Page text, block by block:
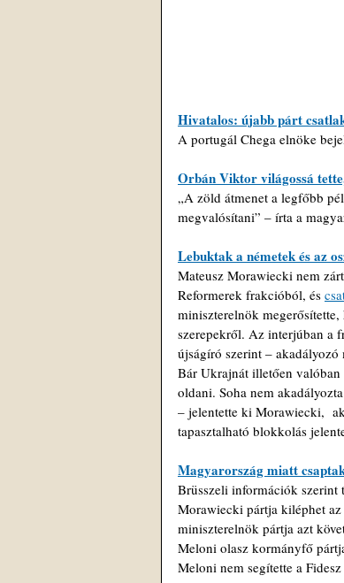
Hivatalos: újabb párt
A portugál Chega elnöke
Orbán Viktor világossá
„A zöld átmenet a legfőbb
megvalósítani” – írta a
Lebuktak a németek és az
Mateusz Morawiecki nem
Reformerek frakcióból, és
miniszterelnök megerősítette,
szerepekről. Az interjúban a
újságíró szerint –
Bár Ukrajnát illetően
oldani. Soha nem
– jelentette ki Morawiecki,
tapasztalható blokkolás
Magyarország miatt
Brüsszeli információk szerint
Morawiecki pártja kiléphet
miniszterelnök pártja azt
Meloni olasz kormányfő
Meloni nem segítette a